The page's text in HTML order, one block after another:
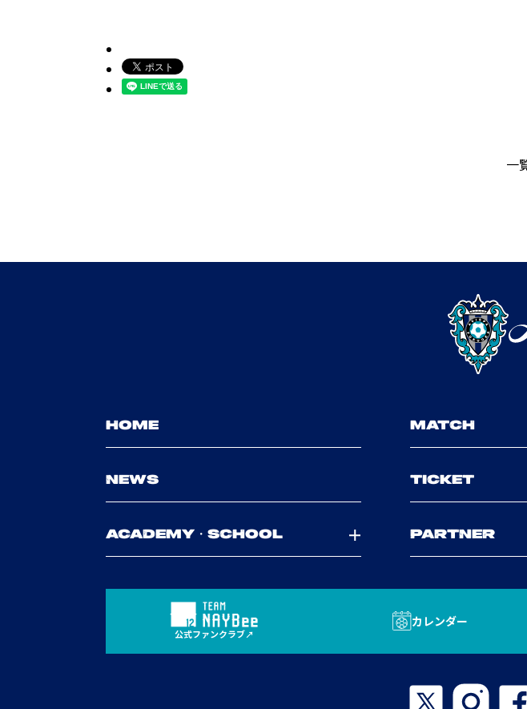
一
HOME MATCH
NEWS TICKET
ACADEMY・SCHOOL PARTNER
公式ファンクラブ
カレンダー